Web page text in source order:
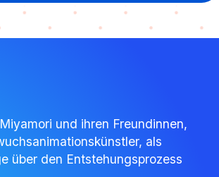
und ihren Freundinnen,
als
über den Entstehungsprozess